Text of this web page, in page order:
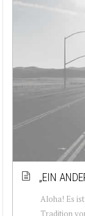
„EIN
Aloha! Es
Tradition